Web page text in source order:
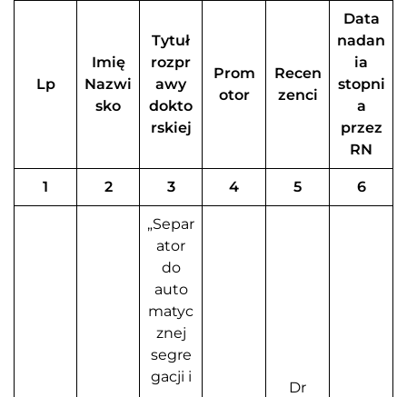
Lp
Imię
Nazwi
sko
Tytuł
rozpr
awy
dokto
rskiej
Prom
otor
Recen
zenci
Data
nadan
ia
stopni
a
przez
RN
1 2 3 4 5 6
„Separ
ator
do
auto
matyc
znej
segre
gacji i
Dr